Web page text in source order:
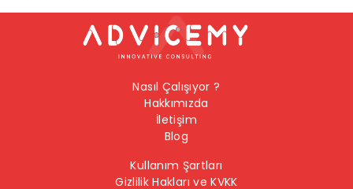
Nasıl Çalışıyor ?
Hakkımızda
İletişim
Blog
Kullanım Şartları
Gizlilik Hakları ve KVKK